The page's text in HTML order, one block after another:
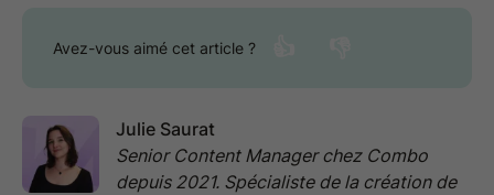
Avez-vous aimé cet article ?
Julie Saurat
Senior Content Manager chez Combo
depuis 2021. Spécialiste de la création de